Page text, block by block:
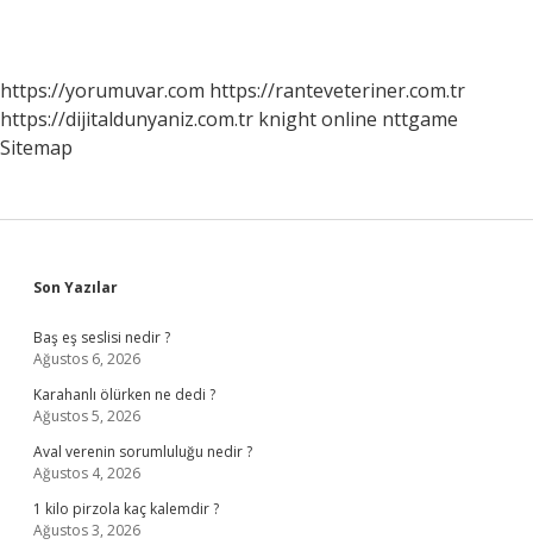
Gelir
https://yorumuvar.com https://ranteveteriner.com.tr
https://dijitaldunyaniz.com.tr knight online nttgame
Sitemap
Sidebar
Son Yazılar
Baş eş seslisi nedir ?
Ağustos 6, 2026
Karahanlı ölürken ne dedi ?
Ağustos 5, 2026
Aval verenin sorumluluğu nedir ?
Ağustos 4, 2026
1 kilo pirzola kaç kalemdir ?
Ağustos 3, 2026